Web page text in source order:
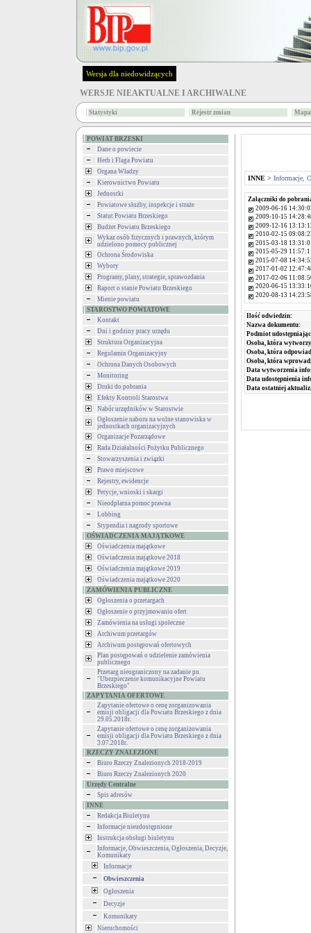
Wersja dla niedowidzących
WERSJE NIEAKTUALNE I ARCHIWALNE
Statystyki Rejestr zmian
POWIAT BRZESKI
Dane o powiecie
Herb i Flaga Powiatu
Organa Władzy
Kierownictwo Powiatu
Jednostki
Powiatowe służby, inspekcje i straże
Statut Powiatu Brzeskiego
Budżet Powiatu Brzeskiego
Wykaz osób fizycznych i prawnych, którym
udzielono pomocy publicznej
Ochrona Środowiska
Wybory
Programy, plany, strategie, sprawozdania
Raport o stanie Powiatu Brzeskiego
Mienie powiatu
STAROSTWO POWIATOWE
Kontakt
Dni i godziny pracy urzędu
Struktura Organizacyjna
Regulamin Organizacyjny
Ochrona Danych Osobowych
Monitoring
Druki do pobrania
Efekty Kontroli Starostwa
Nabór urzędników w Starostwie
Ogłoszenie naboru na wolne stanowiska w
jednostkach organizacyjnych
Organizacje Pozarządowe
Rada Działalności Pożytku Publicznego
Stowarzyszenia i związki
Prawo miejscowe
Rejestry, ewidencje
Petycje, wnioski i skargi
Nieodpłatna pomoc prawna
Lobbing
Stypendia i nagrody sportowe
OŚWIADCZENIA MAJĄTKOWE
Oświadczenia majątkowe
Oświadczenia majątkowe 2018
Oświadczenia majątkowe 2019
Oświadczenia majątkowe 2020
ZAMÓWIENIA PUBLICZNE
Ogłoszenia o przetargach
Ogłoszenie o przyjmowaniu ofert
Zamówienia na usługi społeczne
Archiwum przetargów
Archiwum postępowań ofertowych
Plan postępowań o udzielenie zamówienia
publicznego
Przetarg nieograniczony na zadanie pn.
"Ubezpieczenie komunikacyjne Powiatu
Brzeskiego"
ZAPYTANIA OFERTOWE
Zapytanie ofertowe o cenę zorganizowania
emisji obligacji dla Powiatu Brzeskiego z dnia
29.05.2018r.
Zapytanie ofertowe o cenę zorganizowania
emisji obligacji dla Powiatu Brzeskiego z dnia
3.07.2018r.
RZECZY ZNALEZIONE
Biuro Rzeczy Znalezionych 2018-2019
Biuro Rzeczy Znalezionych 2020
Urzędy Centralne
Spis adresów
INNE
Redakcja Biuletynu
Informacje nieudostępnione
Instrukcja obsługi biuletynu
Informacje, Obwieszczenia, Ogłoszenia, Decyzje,
Komunikaty
Informacje
Obwieszczenia
Ogłoszenia
Decyzje
Komunikaty
Nieruchomości
INNE > Informacje,
Załączniki do
2009-06-16
2009-10-15
2009-12-16
2010-02-15
2015-03-18
2015-05-29
2015-07-08
2017-01-02
2017-02-06
2020-06-15
2020-08-13
Ilość odwiedzin:
Nazwa dokumentu:
Podmiot
Osoba, która
Osoba, która
Osoba, która
Data wytworzenia
Data udostępnienia
Data ostatniej